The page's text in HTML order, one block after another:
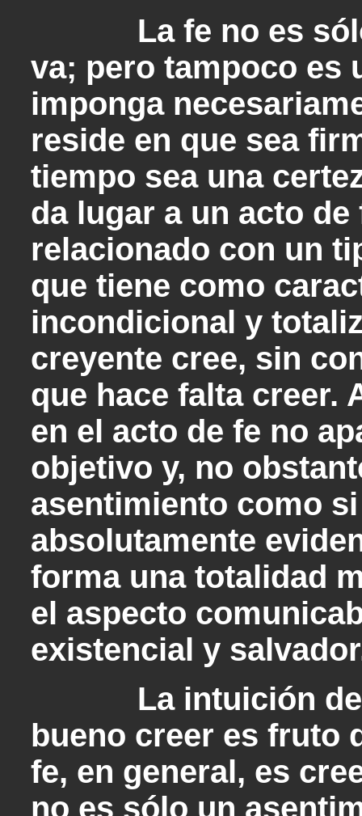
La fe no es sólo
va; pero tampoco es
imponga
reside en que sea
tiempo sea una
da lugar a un acto
relacionado con un
que tiene como
incondicional y
creyente cree, sin
que hace falta creer.
en el acto de fe no
objetivo y, no
asentimiento como
absolutamente
forma una totalidad
el aspecto
existencial y
La intuición del
bueno creer es fruto
fe, en general, es
no es sólo un